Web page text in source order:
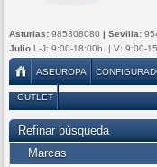
Asturias: 985308080 | Sevilla:
Julio L-J: 9:00-18:00h. | V: 9:00-
ASEUROPA
OUTLET
Refinar búsqueda
Marcas